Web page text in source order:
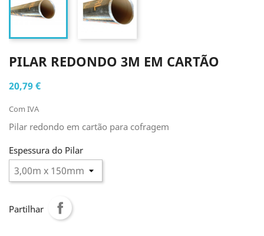
PILAR REDONDO 3M EM CARTÃO
20,79 €
Com IVA
Pilar redondo em cartão para cofragem
Espessura do Pilar
Partilhar